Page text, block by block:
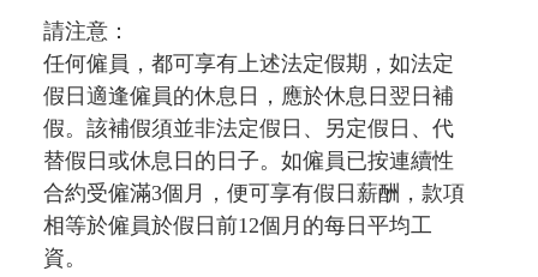
請注意：
任何僱員，都可享有上述法定假期，如法定
假日適逢僱員的休息日，應於休息日翌日補
假。該補假須並非法定假日、另定假日、代
替假日或休息日的日子。如僱員已按連續性
合約受僱滿3個月，便可享有假日薪酬，款項
相等於僱員於假日前12個月的每日平均工
資。